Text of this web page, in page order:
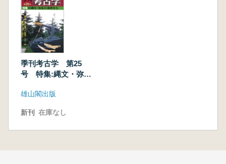
季刊考古学 第25
号 特集:縄文・弥生
雄山閣出版
新刊 在庫なし